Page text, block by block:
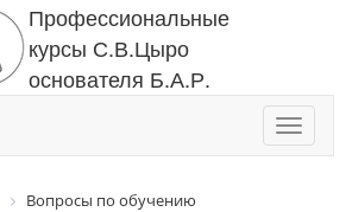
Профессиональные
курсы С.В.Цыро
основателя Б.А.Р.
Toggle
Вопросы по обучению